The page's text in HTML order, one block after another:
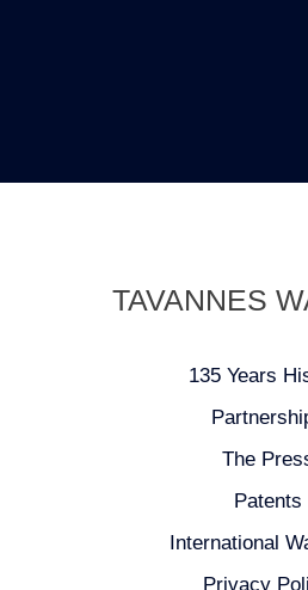
TAVANNES
135 Years
The
Patents
International
Privacy